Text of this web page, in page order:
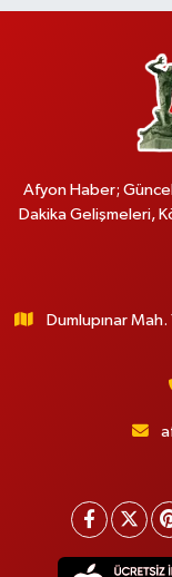
Afyon Haber;
Dakika Gelişmeleri,
Dumlupınar